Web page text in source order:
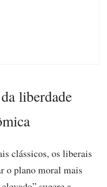
liberdade
clássicos, os liberais
o plano moral mais